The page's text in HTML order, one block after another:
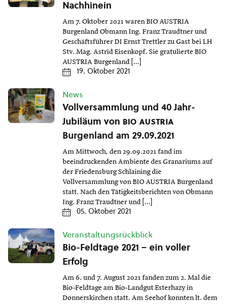
Nachhinein
Am 7. Oktober 2021 waren BIO AUSTRIA
Burgenland Obmann Ing. Franz Traudtner und
Geschäftsführer DI Ernst Trettler zu Gast bei LH
Stv. Mag. Astrid Eisenkopf. Sie gratulierte BIO
AUSTRIA Burgenland […]
19. Oktober 2021
News
Vollversammlung und 40 Jahr-
Jubiläum von bio austria
Burgenland am 29.09.2021
Am Mittwoch, den 29.09.2021 fand im
beeindruckenden Ambiente des Granariums auf
der Friedensburg Schlaining die
Vollversammlung von BIO AUSTRIA Burgenland
statt. Nach den Tätigkeitsberichten von Obmann
Ing. Franz Traudtner und […]
05. Oktober 2021
Veranstaltungsrückblick
Bio-Feldtage 2021 – ein voller
Erfolg
Am 6. und 7. August 2021 fanden zum 2. Mal die
Bio-Feldtage am Bio-Landgut Esterhazy in
Donnerskirchen statt. Am Seehof konnten lt. dem